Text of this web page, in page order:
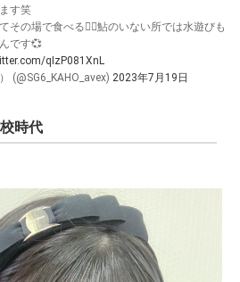
す笑
その場で食べる✌🏻鮎のいない所では水遊びも
です💞
qIzP081XnL
(@SG6_KAHO_avex) 2023年7月19日
時代